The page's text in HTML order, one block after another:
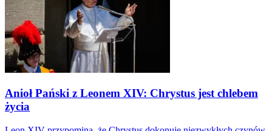
Anioł Pański z Leonem XIV: Chrystus jest chlebem
życia